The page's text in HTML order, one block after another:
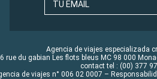
TU EMAIL
Agencia de viajes especializada
rue du gabian Les flots bleus MC 98 000
contact tel : (00) 377
de viajes n° 006 02 0007 –